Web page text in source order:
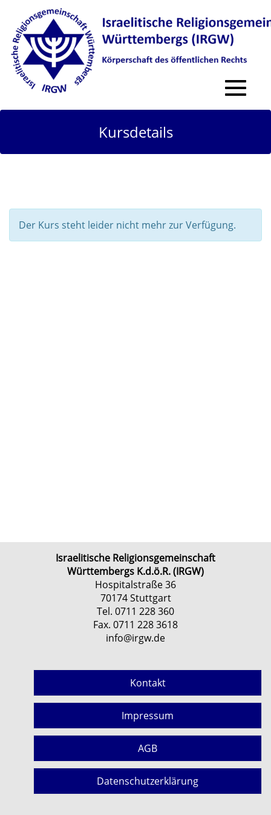
Toggle
Kursdetails
Der Kurs steht leider nicht mehr zur Verfügung.
Israelitische Religionsgemeinschaft
Württembergs K.d.ö.R. (IRGW)
Hospitalstraße 36
70174 Stuttgart
Tel. 0711 228 360
Fax. 0711 228 3618
info@irgw.de
Kontakt
Impressum
AGB
Datenschutzerklärung